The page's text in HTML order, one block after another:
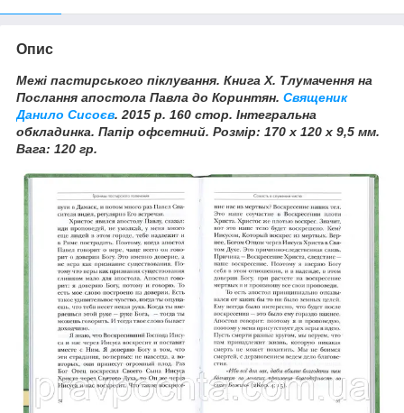
Опис
Межі пастирського піклування. Книга Х. Тлумачення на
Послання апостола Павла до Коринтян. Священик
Данило Сисоєв. 2015 р. 160 стор. Інтегральна
обкладинка. Папір офсетний. Розмір: 170 х 120 х 9,5 мм.
Вага: 120 гр.